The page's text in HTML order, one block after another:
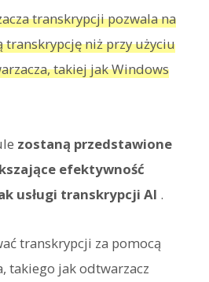
transkrypcji pozwala na
transkrypcję niż przy użyciu
takiej jak Windows
zostaną przedstawione
efektywność
usługi transkrypcji AI .
transkrypcji za pomocą
takiego jak odtwarzacz